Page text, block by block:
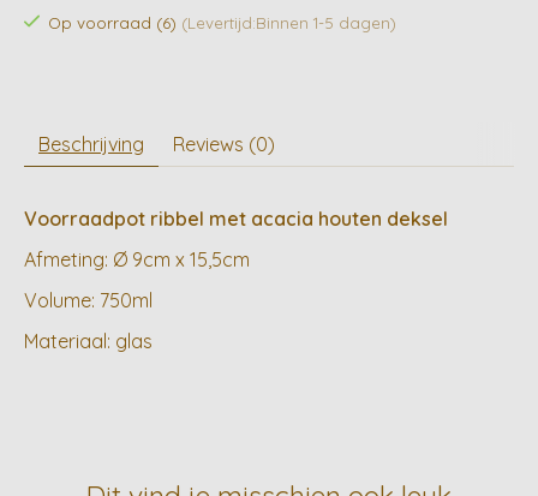
Op voorraad (6) (Levertijd:Binnen 1-5 dagen)
Beschrijving Reviews (0)
Voorraadpot ribbel met acacia houten deksel
Afmeting: Ø 9cm x 15,5cm
Volume: 750ml
Materiaal: glas